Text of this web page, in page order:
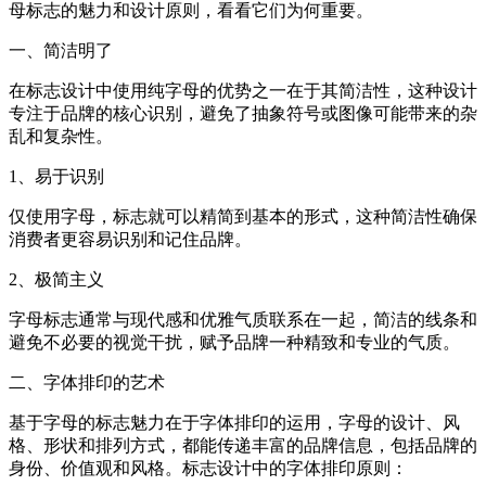
母标志的魅力和设计原则，看看它们为何重要。
一、简洁明了
在标志设计中使用纯字母的优势之一在于其简洁性，这种设计
专注于品牌的核心识别，避免了抽象符号或图像可能带来的杂
乱和复杂性。
1、易于识别
仅使用字母，标志就可以精简到基本的形式，这种简洁性确保
消费者更容易识别和记住品牌。
2、极简主义
字母标志通常与现代感和优雅气质联系在一起，简洁的线条和
避免不必要的视觉干扰，赋予品牌一种精致和专业的气质。
二、字体排印的艺术
基于字母的标志魅力在于字体排印的运用，字母的设计、风
格、形状和排列方式，都能传递丰富的品牌信息，包括品牌的
身份、价值观和风格。标志设计中的字体排印原则：